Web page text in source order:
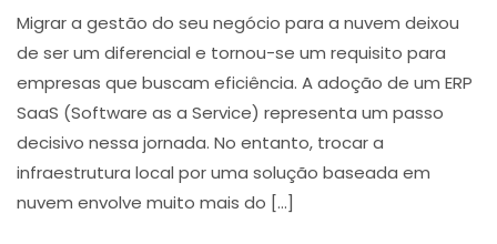
Migrar a gestão do seu negócio para a nuvem deixou
de ser um diferencial e tornou-se um requisito para
empresas que buscam eficiência. A adoção de um ERP
SaaS (Software as a Service) representa um passo
decisivo nessa jornada. No entanto, trocar a
infraestrutura local por uma solução baseada em
nuvem envolve muito mais do […]